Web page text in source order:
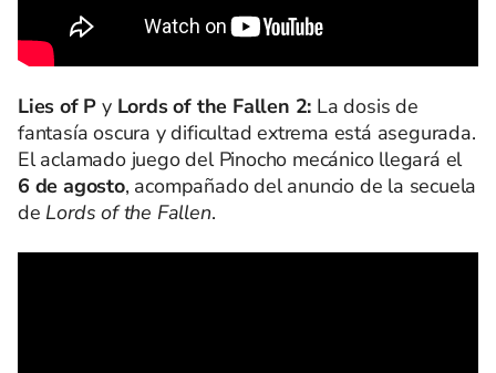
Lies of P yLords of the Fallen 2: La dosis de
fantasía oscura y dificultad extrema está asegurada.
El aclamado juego del Pinocho mecánico llegará el
6 de agosto, acompañado del anuncio de la secuela
de Lords of the Fallen.